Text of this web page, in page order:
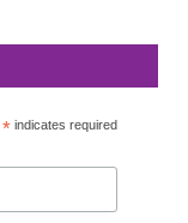
*indicates required